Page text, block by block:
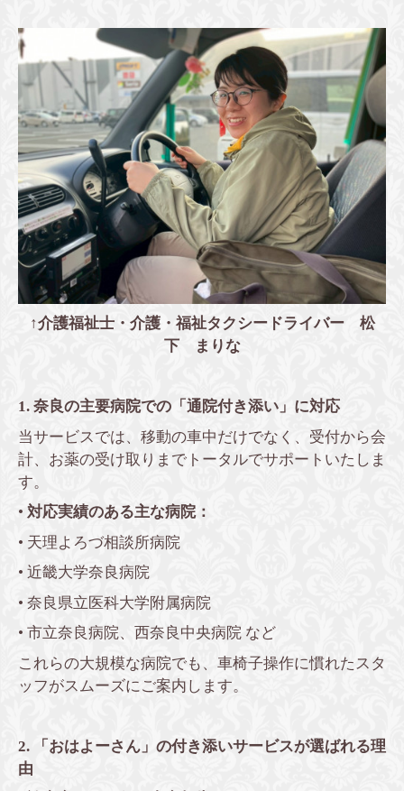
↑介護福祉士・介護・福祉タクシードライバー 松
下 まりな
1. 奈良の主要病院での「通院付き添い」に対応
当サービスでは、移動の車中だけでなく、受付から会
計、お薬の受け取りまでトータルでサポートいたしま
す。
• 対応実績のある主な病院：
• 天理よろづ相談所病院
• 近畿大学奈良病院
• 奈良県立医科大学附属病院
• 市立奈良病院、西奈良中央病院 など
これらの大規模な病院でも、車椅子操作に慣れたスタ
ッフがスムーズにご案内します。
2. 「おはよーさん」の付き添いサービスが選ばれる理
由